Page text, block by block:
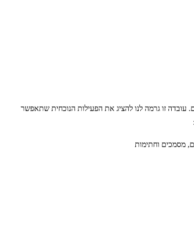
עובדה זו גרמה לנו להציג את הפעילות הנוכחית שתאפשר
מסמכים וחתימות